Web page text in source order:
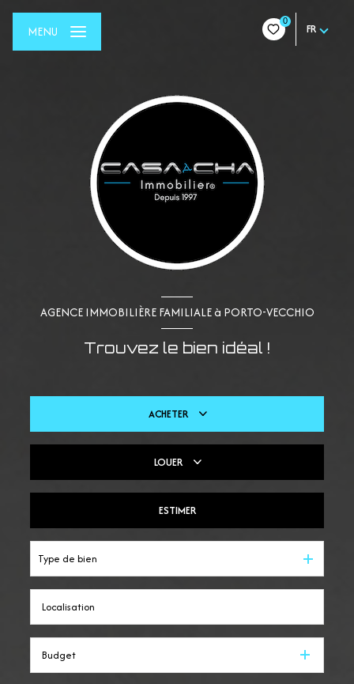
0
FR
MENU
AGENCE IMMOBILIÈRE FAMILIALE à PORTO-VECCHIO
Trouvez le bien idéal !
ACHETER
Du neuf
LOUER
ESTIMER
Type de bien
Budget